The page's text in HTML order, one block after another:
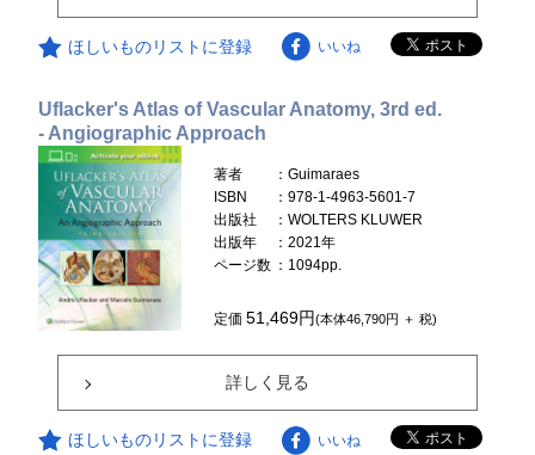
ほしいものリストに登録 いいね
Uflacker's Atlas of Vascular Anatomy, 3rd ed.
- Angiographic Approach
著者
：Guimaraes
ISBN
：978-1-4963-5601-7
出版社
：WOLTERS KLUWER
出版年
：2021年
ページ数 ：1094pp.
定価51,469円(本体46,790円 ＋ 税)
詳しく見る
ほしいものリストに登録 いいね